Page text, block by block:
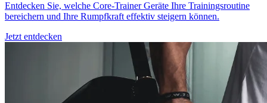
Entdecken Sie, welche Core-Trainer Geräte Ihre Trainingsroutine
bereichern und Ihre Rumpfkraft effektiv steigern können.
Jetzt entdecken